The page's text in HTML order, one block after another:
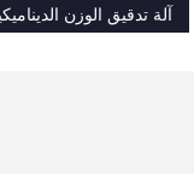
آلة تدقيق الوزن